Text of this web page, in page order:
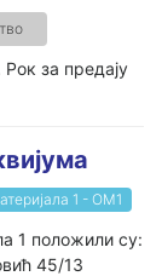
за предају
1 - ОМ1
1 положили су:
45/13